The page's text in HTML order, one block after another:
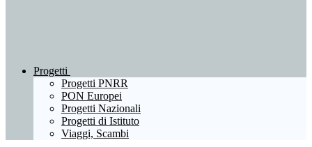
Progetti
Progetti PNRR
PON Europei
Progetti Nazionali
Progetti di Istituto
Viaggi, Scambi